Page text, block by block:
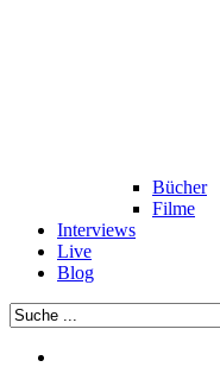
Bücher
Filme
Interviews
Live
Blog